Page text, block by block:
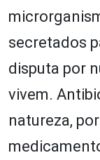
secretados
disputa por
vivem.
natureza,